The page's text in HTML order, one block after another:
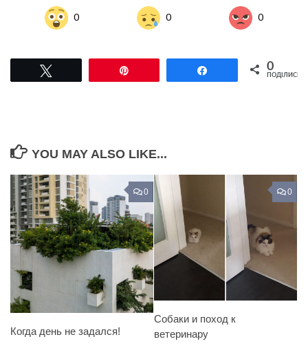
0 0 0
Поділитися0
ПОДІЛИСЬ
YOU MAY ALSO LIKE...
0
Когда день не задался!
0
Собаки и поход к
ветеринару